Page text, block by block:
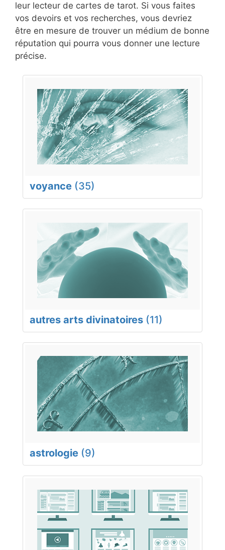
leur lecteur de cartes de tarot. Si vous faites
vos devoirs et vos recherches, vous devriez
être en mesure de trouver un médium de bonne
réputation qui pourra vous donner une lecture
précise.
voyance (35)
autres arts divinatoires (11)
astrologie (9)